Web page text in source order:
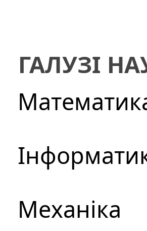
ГАЛУЗІ
Механіка